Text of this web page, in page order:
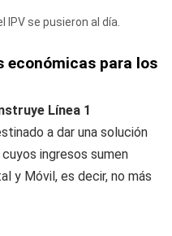
IPV se pusieron al día.
económicas para los
Línea 1
a dar una solución
ingresos sumen
y Móvil, es decir, no más